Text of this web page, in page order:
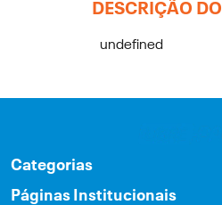
DESCRIÇÃO
undefined
Categorias
Páginas Institucionais